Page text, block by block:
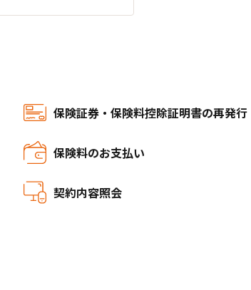
保険証券・保険料控除証明書の再発行
保険料のお支払い
契約内容照会